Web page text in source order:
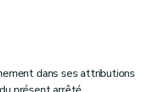
dans ses attributions